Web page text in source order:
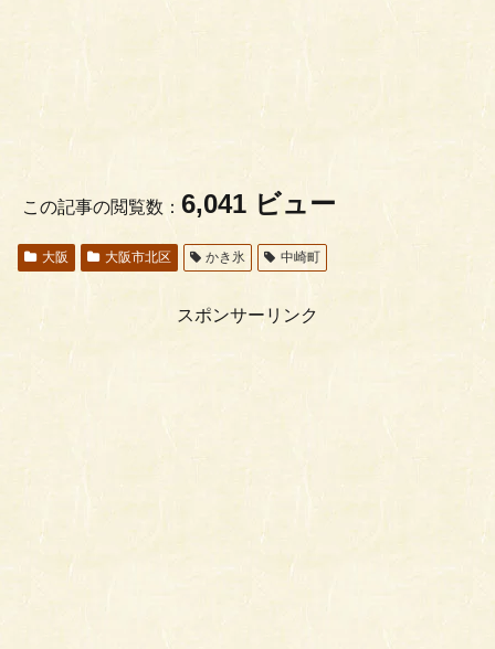
この記事の閲覧数： 6,041 ビュー
大阪 大阪市北区 かき氷 中崎町
スポンサーリンク